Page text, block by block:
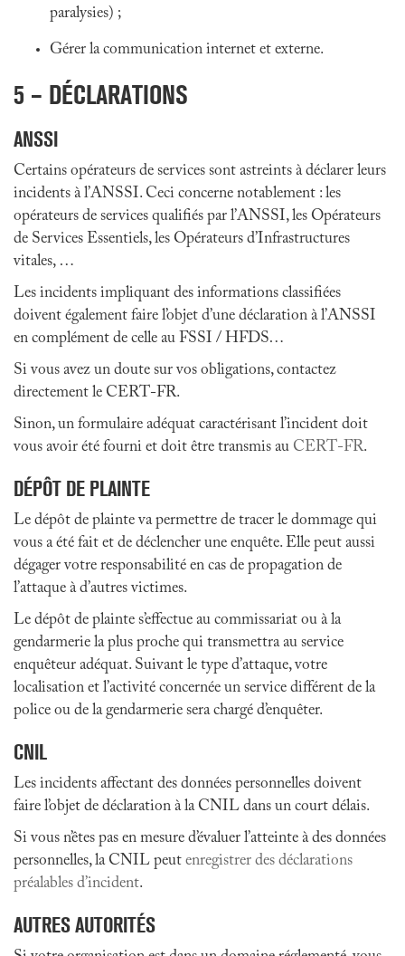
paralysies) ;
Gérer la communication internet et externe.
5 – DÉCLARATIONS
ANSSI
Certains opérateurs de services sont astreints à déclarer leurs
incidents à l’ANSSI. Ceci concerne notablement : les
opérateurs de services qualifiés par l’ANSSI, les Opérateurs
de Services Essentiels, les Opérateurs d’Infrastructures
vitales, …
Les incidents impliquant des informations classifiées
doivent également faire l’objet d’une déclaration à l’ANSSI
en complément de celle au FSSI / HFDS…
Si vous avez un doute sur vos obligations, contactez
directement le CERT-FR.
Sinon, un formulaire adéquat caractérisant l’incident doit
vous avoir été fourni et doit être transmis au CERT-FR.
DÉPÔT DE PLAINTE
Le dépôt de plainte va permettre de tracer le dommage qui
vous a été fait et de déclencher une enquête. Elle peut aussi
dégager votre responsabilité en cas de propagation de
l’attaque à d’autres victimes.
Le dépôt de plainte s’effectue au commissariat ou à la
gendarmerie la plus proche qui transmettra au service
enquêteur adéquat. Suivant le type d’attaque, votre
localisation et l’activité concernée un service différent de la
police ou de la gendarmerie sera chargé d’enquêter.
CNIL
Les incidents affectant des données personnelles doivent
faire l’objet de déclaration à la CNIL dans un court délais.
Si vous n’êtes pas en mesure d’évaluer l’atteinte à des données
personnelles, la CNIL peut enregistrer des déclarations
préalables d’incident.
AUTRES AUTORITÉS